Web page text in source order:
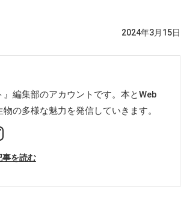
2024年3月15日
編集部のアカウントです。本とWeb
の多様な魅力を発信していきます。
事を読む